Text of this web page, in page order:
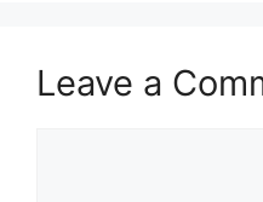
Leave a